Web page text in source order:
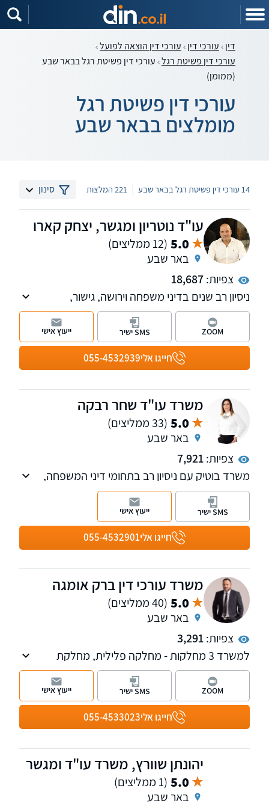
דין עורכי דין עורכי דין הוצאה לפועל
עורכי דין פשיטת רגל עורכי דין פשיטת רגל בבאר שבע
(ממומן)
עורכי דין פשיטת רגל
מומלצים בבאר שבע
14 עורכי דין פשיטת רגל בבאר שבע 221 המלצות סינון
עו"ד נוטריון ומגשר, יצחק קארו
5.0 (12 ממליצים)
באר שבע
צפיות:18,687
ניסיון רב שנים בדיני משפחה וירושה, גישור,
מקרקעין, משפט אזרחי-מסחרי וחדלות פירעון. מתן
פתרונות מקצועיים ואסטרטגיים המותאמים אישית
לכל לקוח תוך ליווי צמוד לאורך כל ההליך
המשפטי. סניפים בתל-אביב ובבאר-שבע, שירות
בכל רחבי הארץ.
חייגו אלי055-4532939
ZOOM SMS ישיר ייעוץ אישי
משרד עו"ד שחר רבקה
5.0 (33 ממליצים)
באר שבע
צפיות:7,921
משרד בוטיק עם ניסיון רב בתחומי דיני המשפחה,
מקרקעין וההוצאה לפועל. ניסיון רב בטיפול בהליכי
גירושין מורכבים וגם בסיום בהסכמים כאשר טובת
הילדים היא עיקרון המנחה אותנו. נשמח לקבוע
עמכם פגישת ייעוץ.חייגו אלי055-4532901
SMS ישיר ייעוץ אישי
משרד עורכי דין ברק אומגה
5.0 (40 ממליצים)
באר שבע
צפיות:3,291
למשרד 3 מחלקות - מחלקה פלילית, מחלקת
הוצאה לפועל וחדלות פירעון-פשיטת רגל ומחלקה
נוספת למקרקעין נדל"ן, המלווה עסקאות מכר,
מייצגת בליקויי בניה ותביעות קבל"ן, תכנון ובניה,
דיני מושבים וקיבוצים ועוד. בנוסף, המשרד עוסק
בהסדרת מעמד בישראל ועתירות מנהליות.
חייגו אלי055-4533023
ZOOM SMS ישיר ייעוץ אישי
יהונתן שוורץ, משרד עו"ד ומגשר
5.0 (1 ממליצים)
באר שבע